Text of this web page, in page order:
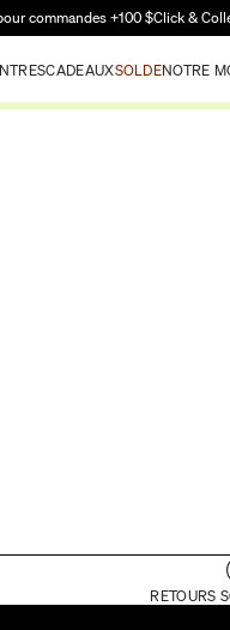
au contenu principal
commandes +100 $Click &
CADEAUXSOLDENOTRE
RETOURS